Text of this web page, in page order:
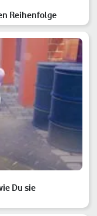
Reihenfolge
Du sie